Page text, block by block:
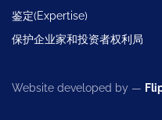
鉴定(Expertise)
保护企业家和投资者权利局
Website developed by —